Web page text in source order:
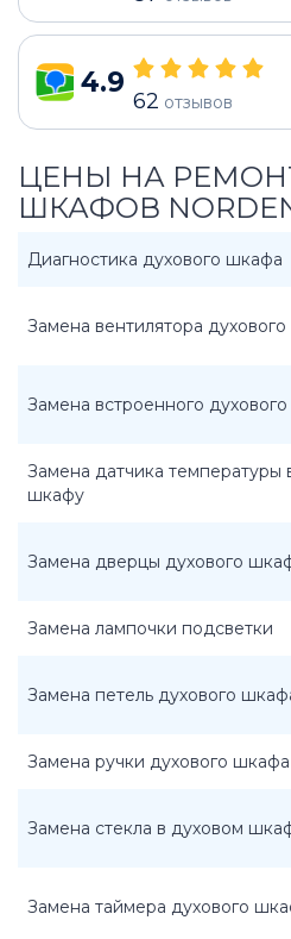
4.9
62 отзывов
ЦЕНЫ НА
ШКАФОВ
Диагностика духового шкафа
Замена вентилятора
Замена встроенного
Замена датчика температуры
шкафу
Замена дверцы духового
Замена лампочки подсветки
Замена петель духового
Замена ручки духового шкафа
Замена стекла в духовом
Замена таймера духового